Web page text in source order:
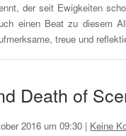
der seit Ewigkeiten
einen Beat zu diesem
treue und
Death of
2016 um 09:30 | Keine